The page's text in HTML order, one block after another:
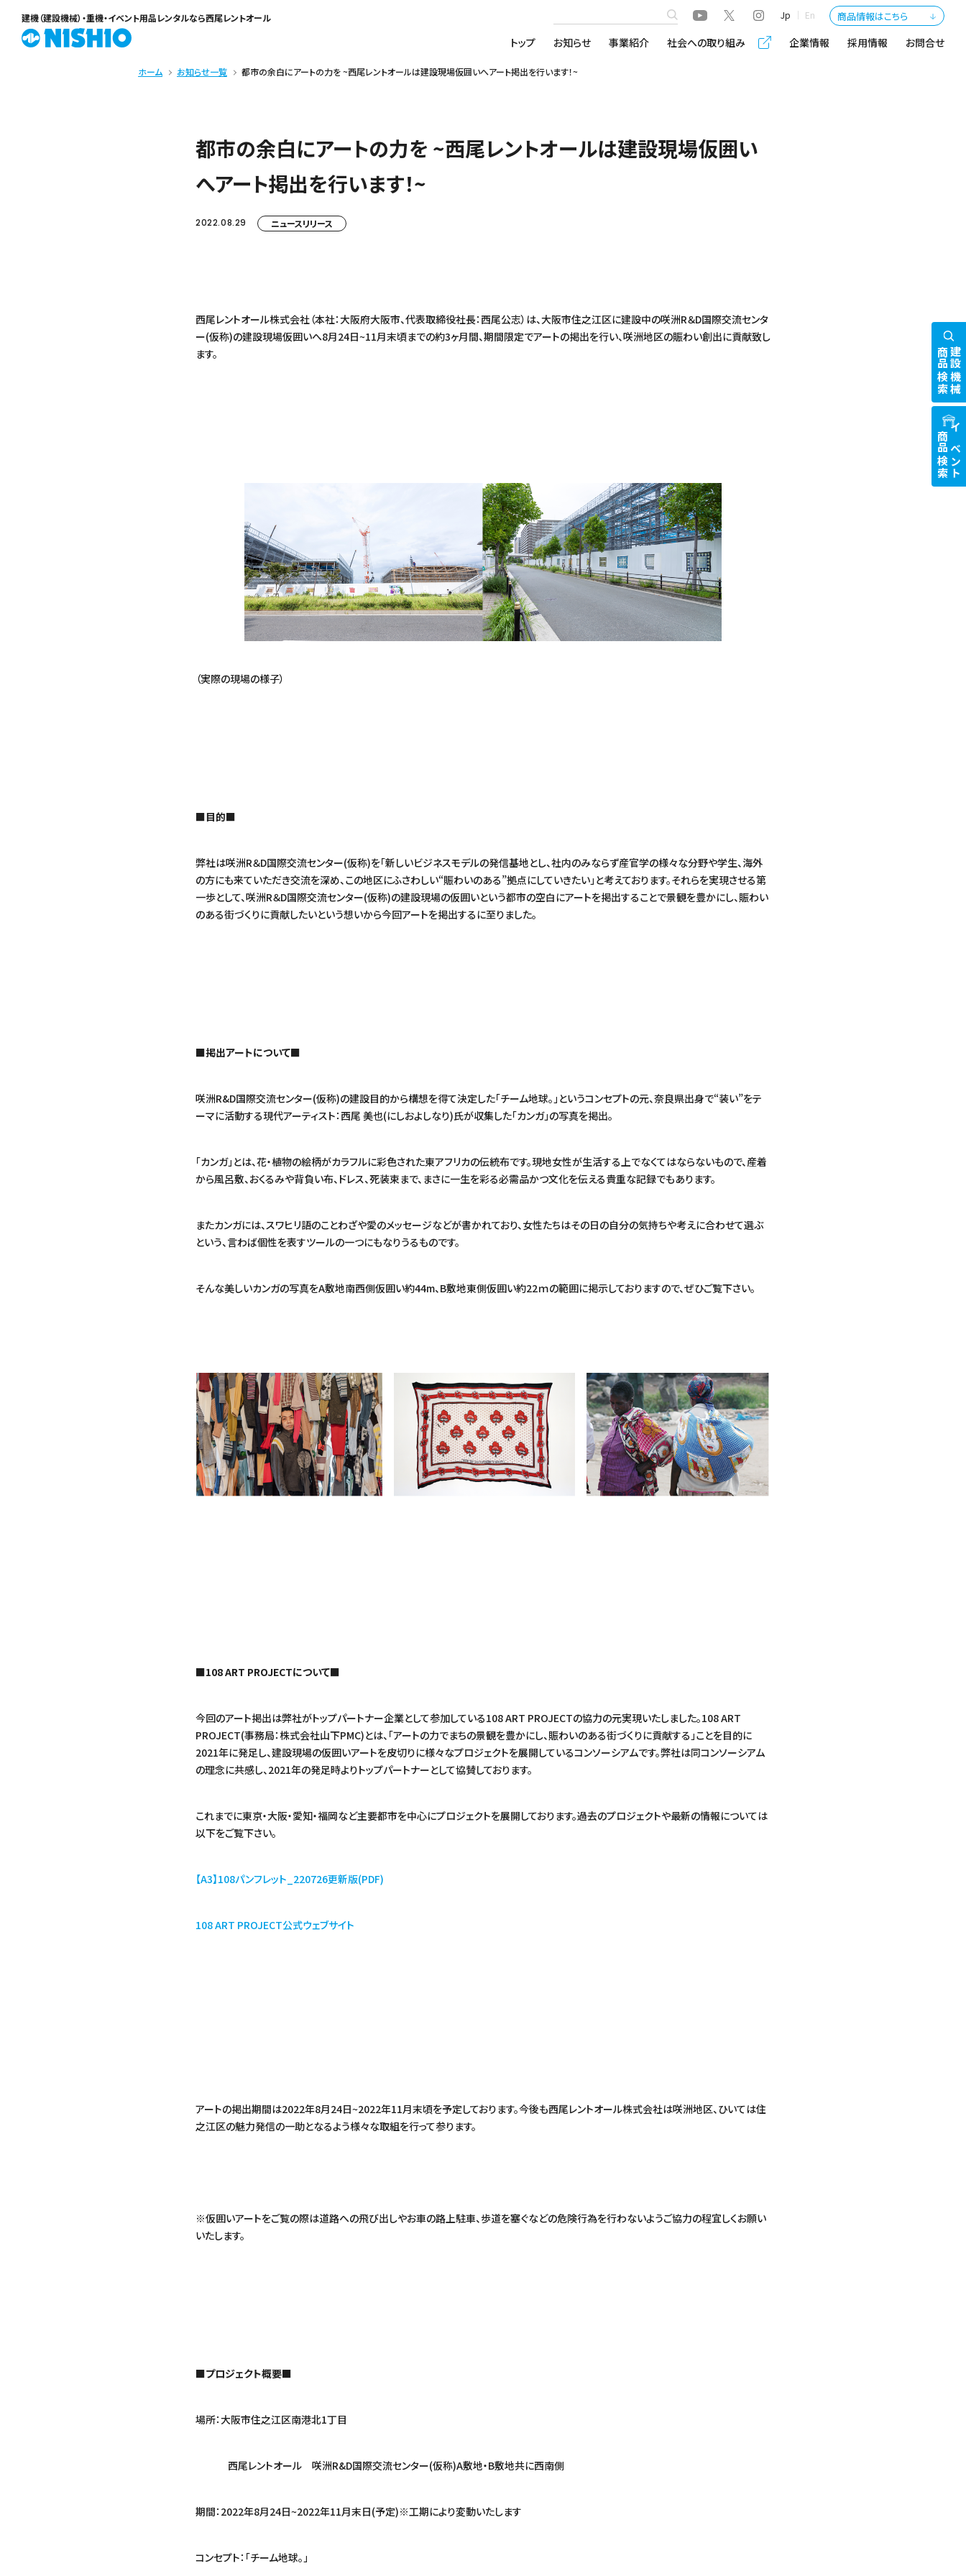
建機（建設機械）・重機・イベント用品レンタルなら西尾レントオール Jp En 商品情報はこちら
トップ お知らせ 事業紹介 社会への取り組み 企業情報 採用情報 お問合せ
ホーム お知らせ一覧 都市の余白にアートの力を ~西尾レントオールは建設現場仮囲いへアート掲出を行います！~
都市の余白にアートの力を ~西尾レントオールは建設現場仮囲い
へアート掲出を行います！~
2022.08.29 ニュースリリース
西尾レントオール株式会社（本社：大阪府大阪市、代表取締役社長：西尾公志）は、大阪市住之江区に建設中の咲洲R＆D国際交流センタ
ー(仮称)の建設現場仮囲いへ8月24日~11月末頃までの約3ヶ月間、期間限定でアートの掲出を行い、咲洲地区の賑わい創出に貢献致し
ます。
（実際の現場の様子）
■目的■
弊社は咲洲R＆D国際交流センター(仮称)を「新しいビジネスモデルの発信基地とし、社内のみならず産官学の様々な分野や学生、海外
の方にも来ていただき交流を深め、この地区にふさわしい“賑わいのある”拠点にしていきたい」と考えております。それらを実現させる第
一歩として、咲洲R＆D国際交流センター(仮称)の建設現場の仮囲いという都市の空白にアートを掲出することで景観を豊かにし、賑わい
のある街づくりに貢献したいという想いから今回アートを掲出するに至りました。
■掲出アートについて■
咲洲R&D国際交流センター(仮称)の建設目的から構想を得て決定した「チーム地球。」というコンセプトの元、奈良県出身で“装い”をテ
ーマに活動する現代アーティスト：西尾 美也(にしおよしなり)氏が収集した「カンガ」の写真を掲出。
「カンガ」とは、花・植物の絵柄がカラフルに彩色された東アフリカの伝統布です。現地女性が生活する上でなくてはならないもので、産着
から風呂敷、おくるみや背負い布、ドレス、死装束まで、まさに一生を彩る必需品かつ文化を伝える貴重な記録でもあります。
またカンガには、スワヒリ語のことわざや愛のメッセージなどが書かれており、女性たちはその日の自分の気持ちや考えに合わせて選ぶ
という、言わば個性を表すツールの一つにもなりうるものです。
そんな美しいカンガの写真をA敷地南西側仮囲い約44m、B敷地東側仮囲い約22ｍの範囲に掲示しておりますので、ぜひご覧下さい。
■108 ART PROJECTについて■
今回のアート掲出は弊社がトップパートナー企業として参加している108 ART PROJECTの協力の元実現いたしました。108 ART
PROJECT(事務局：株式会社山下PMC)とは、「アートの力でまちの景観を豊かにし、賑わいのある街づくりに貢献する」ことを目的に
2021年に発足し、建設現場の仮囲いアートを皮切りに様々なプロジェクトを展開しているコンソーシアムです。弊社は同コンソーシアム
の理念に共感し、2021年の発足時よりトップパートナーとして協賛しております。
これまでに東京・大阪・愛知・福岡など主要都市を中心にプロジェクトを展開しております。過去のプロジェクトや最新の情報については
以下をご覧下さい。
【A3】108パンフレット_220726更新版(PDF)
108 ART PROJECT公式ウェブサイト
アートの掲出期間は2022年8月24日~2022年11月末頃を予定しております。今後も西尾レントオール株式会社は咲洲地区、ひいては住
之江区の魅力発信の一助となるよう様々な取組を行って参ります。
※仮囲いアートをご覧の際は道路への飛び出しやお車の路上駐車、歩道を塞ぐなどの危険行為を行わないようご協力の程宜しくお願い
いたします。
■プロジェクト概要■
場所：大阪市住之江区南港北1丁目
西尾レントオール 咲洲R&D国際交流センター(仮称)A敷地・B敷地共に西南側
期間：2022年8月24日~2022年11月末日(予定)※工期により変動いたします
コンセプト：「チーム地球。」
建設機械
商品検索
イベント
商品検索